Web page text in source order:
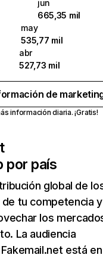
jun
665,35 mil
may
535,77 mil
abr
527,73 mil
de
información diaria. ¡Gratis!
por país
global de
tu competencia y
los
La audiencia
está en